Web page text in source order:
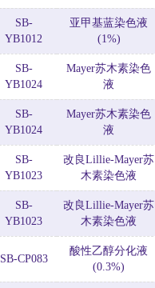
SB-
YB1012
亚甲基蓝染色液
(1%)
SB-
YB1024
Mayer苏木素染色
液
SB-
YB1024
Mayer苏木素染色
液
SB-
YB1023
改良Lillie-Mayer苏
木素染色液
SB-
YB1023
改良Lillie-Mayer苏
木素染色液
SB-CP083
酸性乙醇分化液
(0.3%)